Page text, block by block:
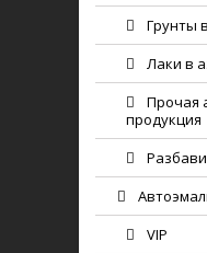
Грунты
Лаки в
Прочая
продукция
VIP